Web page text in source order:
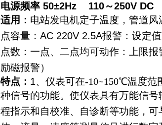
电源频率 50±2Hz 110～250V DC
适用： 电站发电机定子温度，管道
点容量：AC 220V 2.5A报警：设定
点数：一点、二点均可动作：上限
励磁报警）
特点： 1、仪表可在-10~150℃温度范
种信号的功能。 使仪表具有万能信
程指示和自校准、自诊断等功能，